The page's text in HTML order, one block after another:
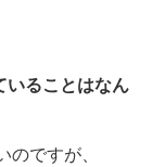
ることはなん
ですが、